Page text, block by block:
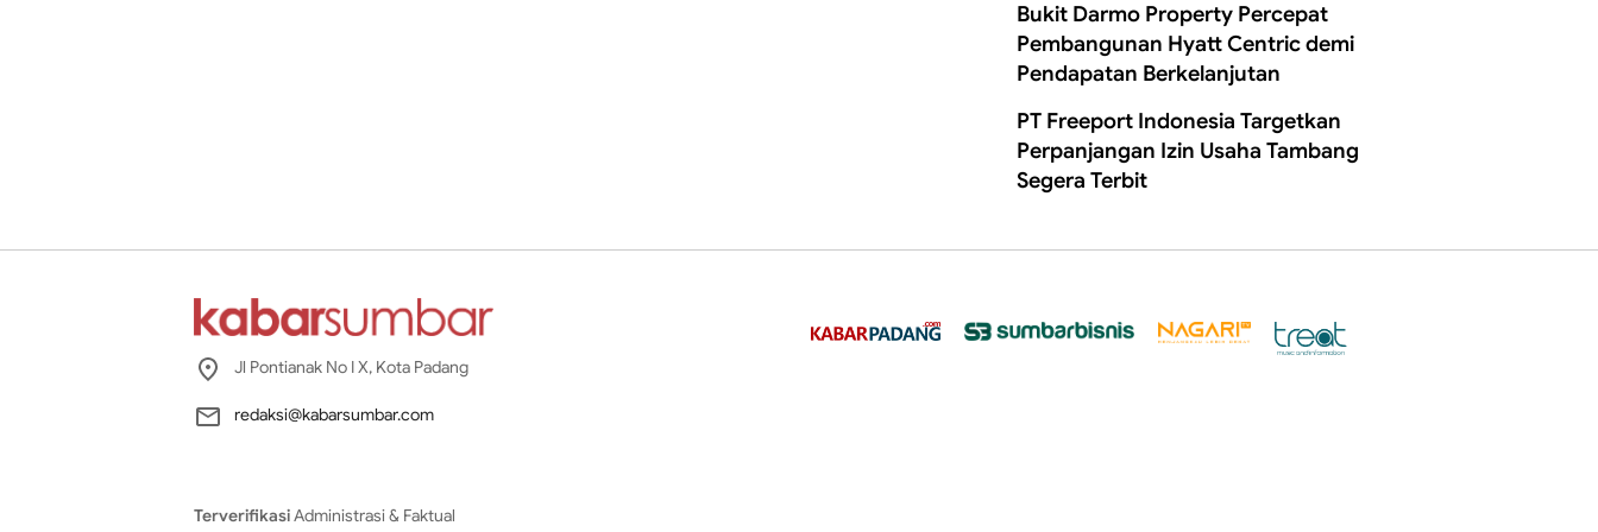
Bukit Darmo Property Percepat
Pembangunan Hyatt Centric demi
Pendapatan Berkelanjutan
PT Freeport Indonesia Targetkan
Perpanjangan Izin Usaha Tambang
Segera Terbit
Jl Pontianak No I X, Kota Padang
redaksi@kabarsumbar.com
TerverifikasiAdministrasi & Faktual